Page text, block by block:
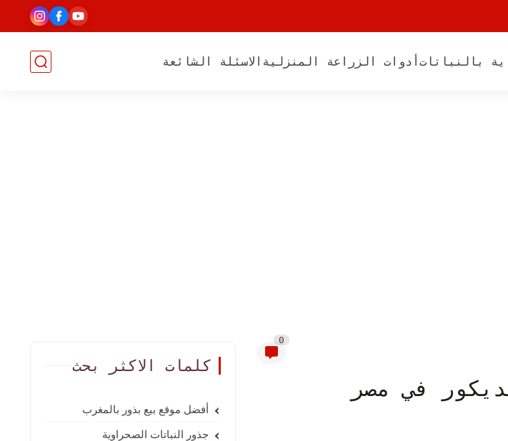
بالنباتات أدوات الزراعة المنزلية الاسئلة الشائعة
0
في مصر
كلمات الاكثر بحث
أفضل موقع بيع بذور بالمغرب
جذور النباتات الصحراوية